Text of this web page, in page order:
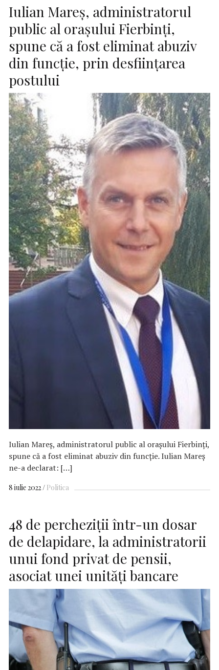
Iulian Mareș, administratorul
public al orașului Fierbinți,
spune că a fost eliminat abuziv
din funcție, prin desființarea
postului
Iulian Mareș, administratorul public al orașului Fierbinți,
spune că a fost eliminat abuziv din funcție. Iulian Mareș
ne-a declarat: […]
8 iulie 2022 Politica
48 de percheziţii într-un dosar
de delapidare, la administratorii
unui fond privat de pensii,
asociat unei unități bancare